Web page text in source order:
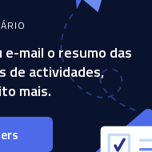
mail o resumo das
de actividades,
mais.